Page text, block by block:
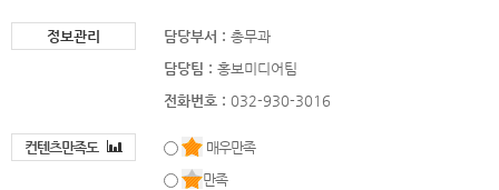
정보관리 담당부서 : 총무과
담당팀 : 홍보미디어팀
전화번호 : 032-930-3016
컨텐츠만족도
매우만족
만족